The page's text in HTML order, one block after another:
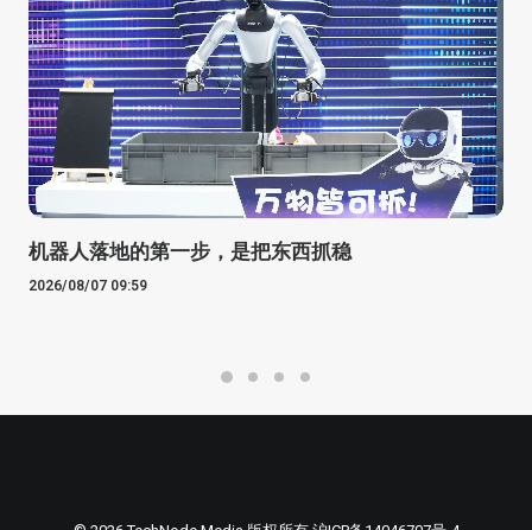
机器人落地的第一步，是把东西抓稳
2026/08/07 09:59